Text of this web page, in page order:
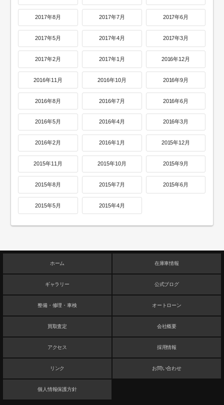
2017年8月 2017年7月 2017年6月
2017年5月 2017年4月 2017年3月
2017年2月 2017年1月 2016年12月
2016年11月 2016年10月 2016年9月
2016年8月 2016年7月 2016年6月
2016年5月 2016年4月 2016年3月
2016年2月 2016年1月 2015年12月
2015年11月 2015年10月 2015年9月
2015年8月 2015年7月 2015年6月
2015年5月 2015年4月
ホーム 在庫車情報
ギャラリー 公式ブログ
整備・修理・車検 オートローン
買取査定 会社概要
アクセス 採用情報
リンク お問い合わせ
個人情報保護方針